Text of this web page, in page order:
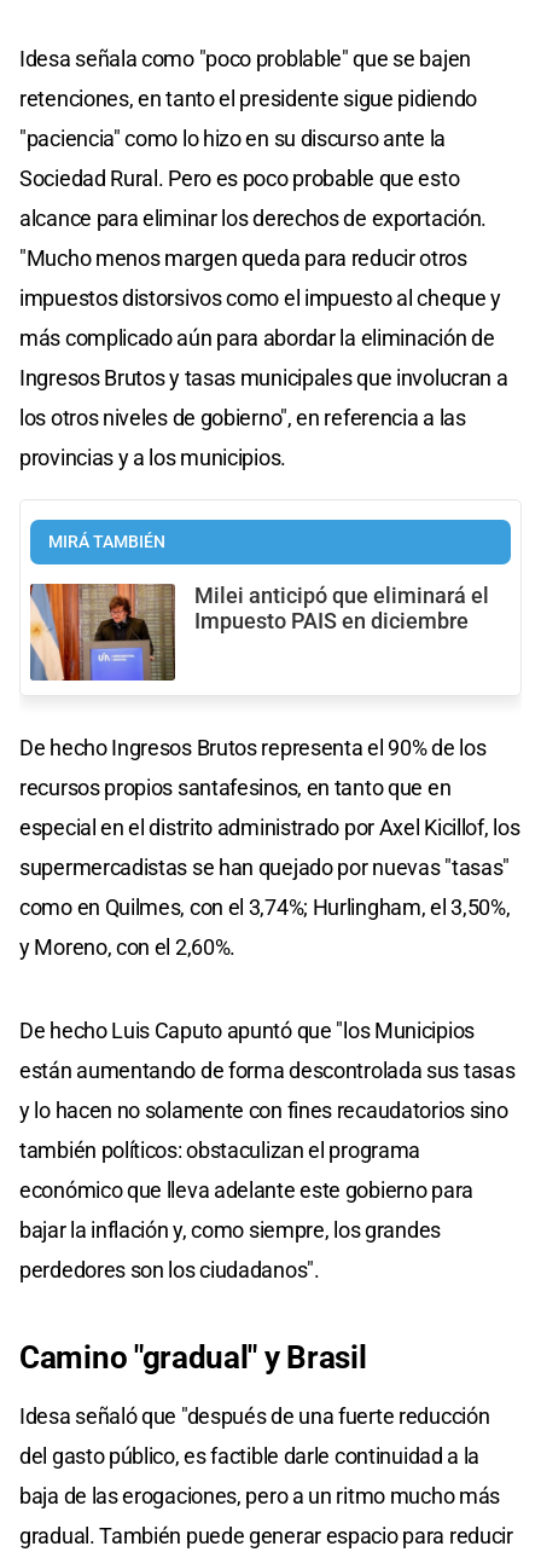
Idesa señala como "poco problable" que se bajen
retenciones, en tanto el presidente sigue pidiendo
"paciencia" como lo hizo en su discurso ante la
Sociedad Rural. Pero es poco probable que esto
alcance para eliminar los derechos de exportación.
"Mucho menos margen queda para reducir otros
impuestos distorsivos como el impuesto al cheque y
más complicado aún para abordar la eliminación de
Ingresos Brutos y tasas municipales que involucran a
los otros niveles de gobierno", en referencia a las
provincias y a los municipios.
MIRÁ TAMBIÉN
Milei anticipó que eliminará el
Impuesto PAIS en diciembre
De hecho Ingresos Brutos representa el 90% de los
recursos propios santafesinos, en tanto que en
especial en el distrito administrado por Axel Kicillof, los
supermercadistas se han quejado por nuevas "tasas"
como en Quilmes, con el 3,74%; Hurlingham, el 3,50%,
y Moreno, con el 2,60%.
De hecho Luis Caputo apuntó que "los Municipios
están aumentando de forma descontrolada sus tasas
y lo hacen no solamente con fines recaudatorios sino
también políticos: obstaculizan el programa
económico que lleva adelante este gobierno para
bajar la inflación y, como siempre, los grandes
perdedores son los ciudadanos".
Camino "gradual" y Brasil
Idesa señaló que "después de una fuerte reducción
del gasto público, es factible darle continuidad a la
baja de las erogaciones, pero a un ritmo mucho más
gradual. También puede generar espacio para reducir